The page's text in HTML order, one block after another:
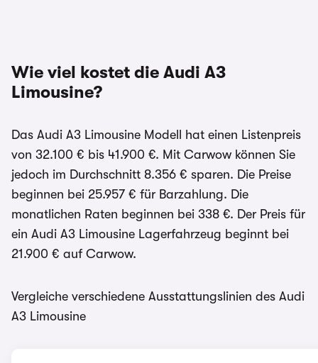
Wie viel kostet die Audi A3
Limousine?
Das Audi A3 Limousine Modell hat einen Listenpreis
von 32.100 € bis 41.900 €. Mit Carwow können Sie
jedoch im Durchschnitt 8.356 € sparen. Die Preise
beginnen bei 25.957 € für Barzahlung. Die
monatlichen Raten beginnen bei 338 €. Der Preis für
ein Audi A3 Limousine Lagerfahrzeug beginnt bei
21.900 € auf Carwow.
Vergleiche verschiedene Ausstattungslinien des Audi
A3 Limousine